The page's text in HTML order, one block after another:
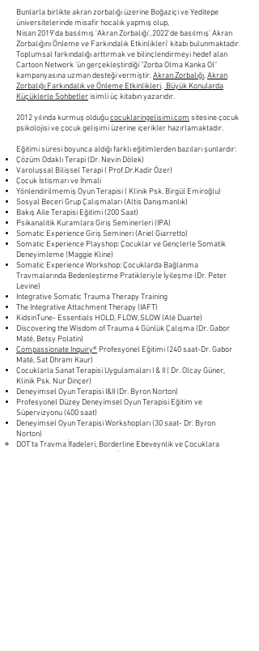
Bunlarla birlikte akran zorbalığı üzerine Boğaziçi ve Yeditepe
üniversitelerinde misafir hocalık yapmış olup,
Nisan 2019’da basılmış 'Akran Zorbalığı', 2022'de basılmış' Akran
Zorbalığını Önleme ve Farkındalık Etkinlikleri' kitabı bulunmaktadır.
Toplumsal farkındalığı arttırmak ve bilinçlendirmeyi hedef alan
Cartoon Network 'ün gerçekleştirdiği "Zorba Olma Kanka Ol"
kampanyasına uzman desteği vermiştir.Akran Zorbalığı,Akran
Zorbalığı Farkındalık ve Önleme Etkinlikleri, Büyük Konularda
Küçüklerle Sohbetler isimli üç kitabın yazarıdır.
2012 yılında kurmuş olduğucocuklaringelisimi.com sitesine çocuk
psikolojisi ve çocuk gelişimi üzerine içerikler hazırlamaktadır.
Eğitimi süresi boyunca aldığı farklı eğitimlerden bazıları şunlardır:
Çözüm Odaklı Terapi (Dr. Nevin Dölek)
Varoluşsal Bilişsel Terapi ( Prof.Dr.Kadir Özer)
Çocuk İstismarı ve İhmali
Yönlendirilmemiş Oyun Terapisi ( Klinik Psk. Birgül Emiroğlu)
Sosyal Beceri Grup Çalışmaları (Altis Danışmanlık)
Bakış Aile Terapisi Eğitimi (200 Saat)
Psikanalitik Kuramlara Giriş Seminerleri (IPA)
Somatic Experience Giriş Semineri (Ariel Giarretto)
Somatic Experience Playshop: Çocuklar ve Gençlerle Somatik
Deneyimleme (Maggie Kline)
Somatic Experience Workshop: Çocuklarda Bağlanma
Travmalarında Bedenleştirme Pratikleriyle İyileşme(Dr. Peter
Levine)
Integrative Somatic Trauma Therapy Training
The Integrative Attachment Therapy (IAFT)
KidsinTune- Essentials HOLD, FLOW, SLOW (Alé Duarte)
Discovering the Wisdom of Trauma 4 Günlük Çalışma (Dr. Gabor
Maté, Betsy Polatin)
Compassionate Inquiry® Profesyonel Eğitimi (240 saat-Dr. Gabor
Maté, Sat Dhram Kaur)
Çocuklarla Sanat Terapisi Uygulamaları I & II ( Dr. Olcay Güner,
Klinik Psk. Nur Dinçer)
Deneyimsel Oyun Terapisi I&II (Dr. Byron Norton)
Profesyonel Düzey Deneyimsel Oyun Terapisi Eğitim ve
Süpervizyonu (400 saat)
Deneyimsel Oyun Terapisi Workshopları (30 saat- Dr. Byron
Norton)
DOT'ta Travma İfadeleri, Borderline Ebeveynlik ve Çocuklara